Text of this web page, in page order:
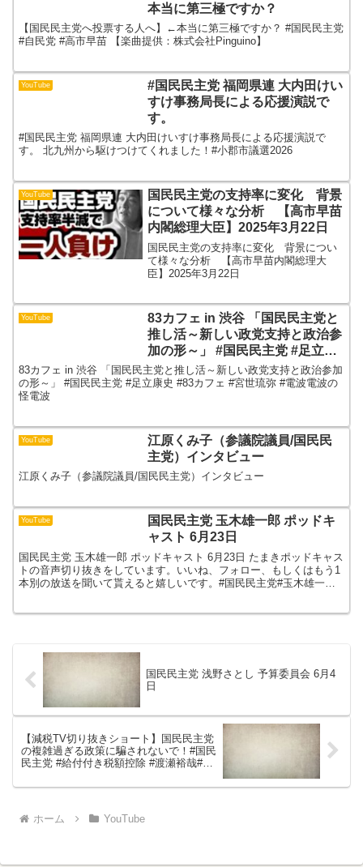
本当に第三極ですか？
【国民民主党へ投票する人へ】←本当に第三極ですか？ #国民民主党
#自民党 #高市早苗 【楽曲提供：株式会社Pinguino】
YouTube
#国民民主党 福岡県連 大内田けい
すけ事務局長による応援演説で
す。
#国民民主党 福岡県連 大内田けいすけ事務局長による応援演説で
す。 北九州から駆けつけてくれました！#小郡市議選2026
YouTube
国民民主党の支持率に変化 背景
について様々な分析 【高市早苗
内閣総理大臣】2025年3月22日
国民民主党の支持率に変化 背景につい
て様々な分析 【高市早苗内閣総理大
臣】2025年3月22日
YouTube
83カフェ in 渋谷 「国民民主党と
推し活～新しい政党支持と政治参
加の形～」 #国民民主党 #足立康
史 #83カフェ #宮世琉弥 #電波電
波の怪電波
83カフェ in 渋谷 「国民民主党と推し活～新しい政党支持と政治参加
の形～」 #国民民主党 #足立康史 #83カフェ #宮世琉弥 #電波電波の
怪電波
YouTube
江原くみ子（参議院議員/国民民
主党）インタビュー
江原くみ子（参議院議員/国民民主党）インタビュー
YouTube
国民民主党 玉木雄一郎 ポッドキ
ャスト 6月23日
国民民主党 玉木雄一郎 ポッドキャスト 6月23日 たまきポッドキャス
トの音声切り抜きをしています。いいね、フォロー、もしくはもう1
本別の放送を聞いて貰えると嬉しいです。#国民民主党#玉木雄一郎#
国民民主党 浅野さとし 予算委員会 6月4
日
【減税TV切り抜きショート】国民民主党
の複雑過ぎる政策に騙されないで！#国民
民主党 #給付付き税額控除 #渡瀬裕哉#減
ホーム YouTube